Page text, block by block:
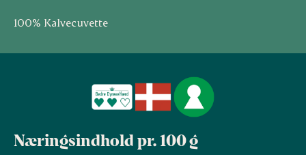
Næringsindhold pr. 100 g
100% Kalvecuvette